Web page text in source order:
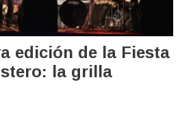
edición de la Fiesta
la grilla